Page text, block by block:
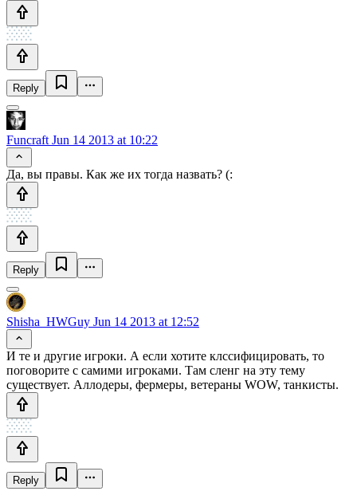
Reply
Funcraft Jun 14 2013 at 10:22
Да, вы правы. Как же их тогда назвать? (:
Reply
Shisha_HWGuy Jun 14 2013 at 12:52
И те и другие игроки. А если хотите клссифицировать, то
поговорите с самими игроками. Там сленг на эту тему
существует. Аллодеры, фермеры, ветераны WOW, танкисты.
Reply